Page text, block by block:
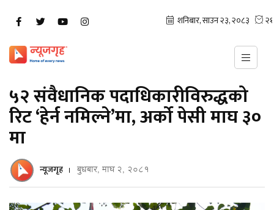
५२ संवैधानिक पदाधिकारीविरुद्धको
रिट ‘हेर्न नमिल्ने’मा, अर्को पेसी माघ ३०
मा
न्यूजगृह बुधबार, माघ २, २०८१